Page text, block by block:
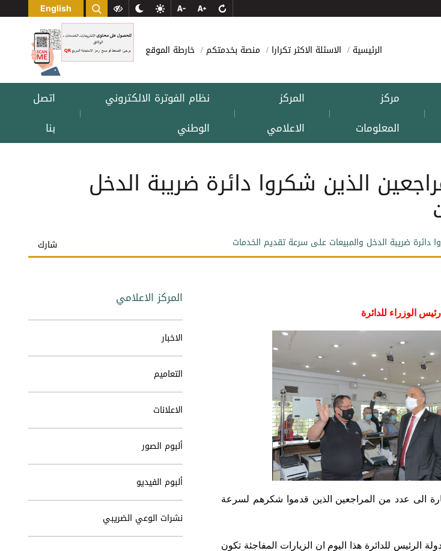
English
الرئيسية الاسئلة الاكثر تكرارا منصة بخدمتكم خارطة الموقع
|
مركز
المعلومات
|
المركز
الاعلامي
|
نظام الفوترة الالكتروني
الوطني
|
اتصل
بنا
الذين شكروا دائرة ضريبة الدخل
دائرة ضريبة الدخل والمبيعات ‏على سرعة تقديم الخدمات شارك
الوزراء للدائرة
‏الى ‏عدد من المراجعين الذين قدموا شكرهم لسرعة
‏الرئيس للدائرة هذا اليوم ان الزيارات المفاجئة تكون
المركز الاعلامي
الاخبار
التعاميم
الاعلانات
ألبوم الصور
ألبوم الفيديو
نشرات الوعي الضريبي